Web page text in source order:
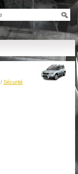
/ Sécurité